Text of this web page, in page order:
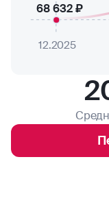
12.2025
68 632 ₽